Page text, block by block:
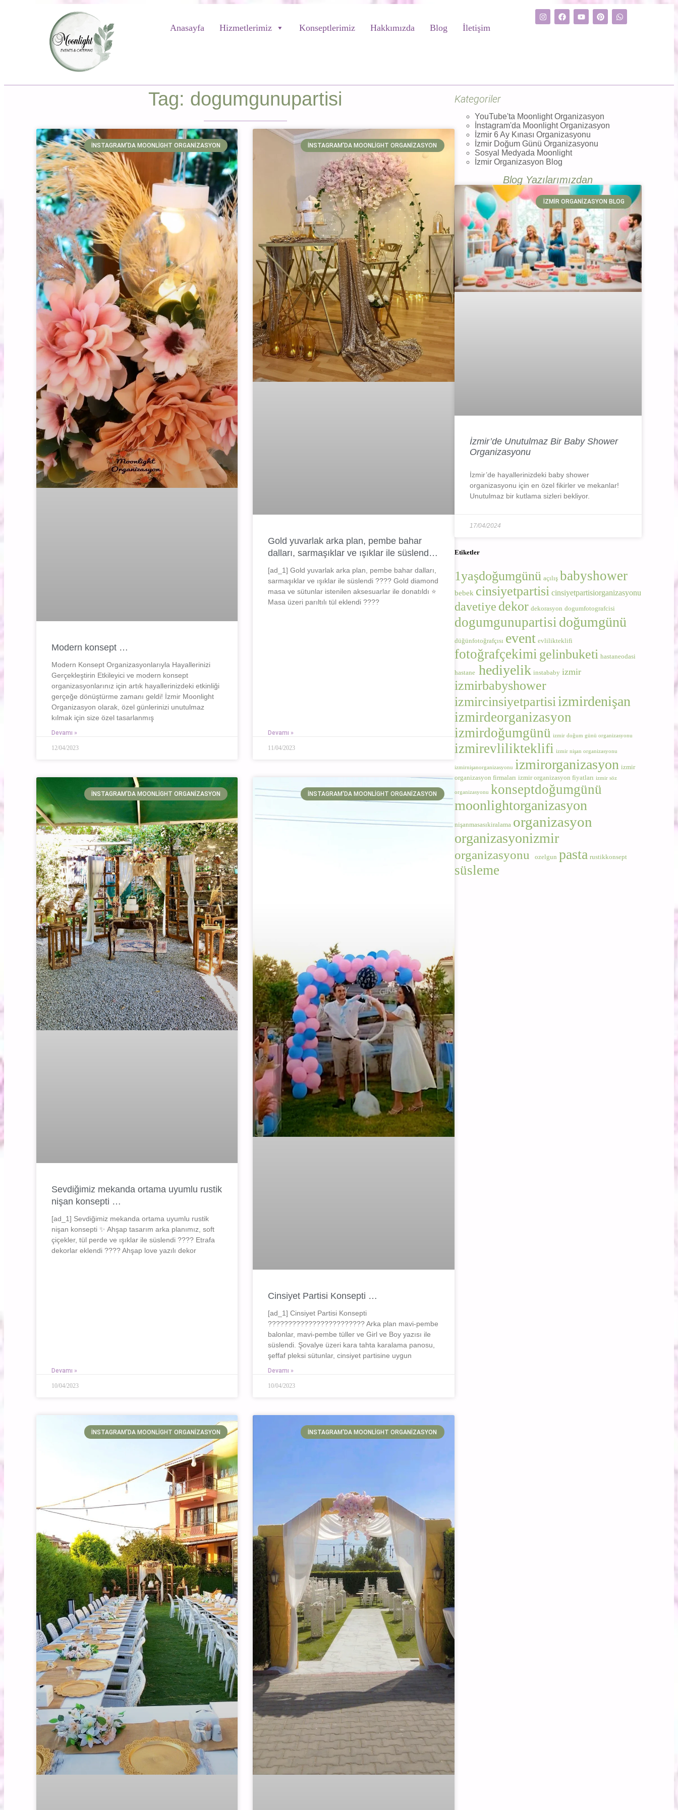
Anasayfa Hizmetlerimiz Konseptlerimiz Hakkımızda Blog İletişim
Tag: dogumgunupartisi
İNSTAGRAM'DA MOONLIGHT ORGANIZASYON
Modern konsept …
Modern Konsept Organizasyonlarıyla Hayallerinizi
Gerçekleştirin Etkileyici ve modern konsept
organizasyonlarınız için artık hayallerinizdeki etkinliği
gerçeğe dönüştürme zamanı geldi! İzmir Moonlight
Organizasyon olarak, özel günlerinizi unutulmaz
kılmak için size özel tasarlanmış
Devamı »
12/04/2023
İNSTAGRAM'DA MOONLIGHT ORGANIZASYON
Gold yuvarlak arka plan, pembe bahar
dalları, sarmaşıklar ve ışıklar ile süslend…
[ad_1] Gold yuvarlak arka plan, pembe bahar dalları,
sarmaşıklar ve ışıklar ile süslendi ???? Gold diamond
masa ve sütunlar istenilen aksesuarlar ile donatıldı ⭐️
Masa üzeri parıltılı tül eklendi ????
Devamı »
11/04/2023
İNSTAGRAM'DA MOONLIGHT ORGANIZASYON
Sevdiğimiz mekanda ortama uyumlu rustik
nişan konsepti …
[ad_1] Sevdiğimiz mekanda ortama uyumlu rustik
nişan konsepti ✨ Ahşap tasarım arka planımız, soft
çiçekler, tül perde ve ışıklar ile süslendi ???? Etrafa
dekorlar eklendi ???? Ahşap love yazılı dekor
Devamı »
10/04/2023
İNSTAGRAM'DA MOONLIGHT ORGANIZASYON
Cinsiyet Partisi Konsepti …
[ad_1] Cinsiyet Partisi Konsepti
???????????????????????? Arka plan mavi-pembe
balonlar, mavi-pembe tüller ve Girl ve Boy yazısı ile
süslendi. Şovalye üzeri kara tahta karalama panosu,
şeffaf pleksi sütunlar, cinsiyet partisine uygun
Devamı »
10/04/2023
İNSTAGRAM'DA MOONLIGHT ORGANIZASYON İNSTAGRAM'DA MOONLIGHT ORGANIZASYON
Kategoriler
YouTube'ta Moonlight Organizasyon
İnstagram'da Moonlight Organizasyon
İzmir 6 Ay Kınası Organizasyonu
İzmir Doğum Günü Organizasyonu
Sosyal Medyada Moonlight
İzmir Organizasyon Blog
Blog Yazılarımızdan
İZMIR ORGANIZASYON BLOG
İzmir’de Unutulmaz Bir Baby Shower
Organizasyonu
İzmir’de hayallerinizdeki baby shower
organizasyonu için en özel fikirler ve mekanlar!
Unutulmaz bir kutlama sizleri bekliyor.
17/04/2024
Etiketler
1yaşdoğumgünü açılış babyshower
bebek cinsiyetpartisi cinsiyetpartisiorganizasyonu
davetiye dekor dekorasyon dogumfotografcisi
dogumgunupartisi doğumgünü
düğünfotoğrafçısı event evlilikteklifi
fotoğrafçekimi gelinbuketi hastaneodasi
hastane hediyelik instababy izmir
izmirbabyshower
izmircinsiyetpartisi izmirdenişan
izmirdeorganizasyon
izmirdoğumgünü izmir doğum günü organizasyonu
izmirevlilikteklifi izmir nişan organizasyonu
izmirnişanorganizasyonu izmirorganizasyon izmir
organizasyon firmaları izmir organizasyon fiyatları izmir söz
organizasyonu konseptdoğumgünü
moonlightorganizasyon
nişanmasasıkiralama organizasyon
organizasyonizmir
organizasyonu ozelgun pasta rustikkonsept
süsleme